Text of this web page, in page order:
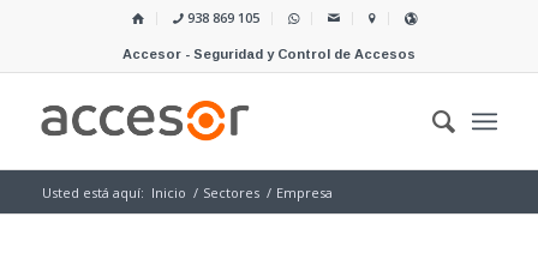
938 869 105
Accesor - Seguridad y Control de Accesos
Usted está aquí: Inicio / Sectores / Empresa